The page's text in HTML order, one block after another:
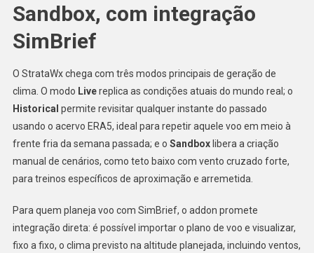
Sandbox, com integração
SimBrief
O StrataWx chega com três modos principais de geração de
clima. O modo Livereplica as condições atuais do mundo real; o
Historical permite revisitar qualquer instante do passado
usando o acervo ERA5, ideal para repetir aquele voo em meio à
frente fria da semana passada; e o Sandboxlibera a criação
manual de cenários, como teto baixo com vento cruzado forte,
para treinos específicos de aproximação e arremetida.
Para quem planeja voo com SimBrief, o addon promete
integração direta: é possível importar o plano de voo e visualizar,
fixo a fixo, o clima previsto na altitude planejada, incluindo ventos,